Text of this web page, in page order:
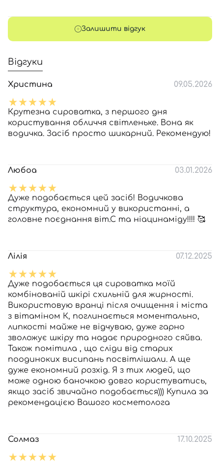
Залишити відгук
Відгуки
Христина 09.05.2026
Крутезна сироватка, з першого дня
користування обличчя світленьке. Вона як
водичка. Засіб просто шикарний. Рекомендую!
Любоа 03.01.2026
Дуже подобається цей засіб! Водичкова
структура, економний у використанні, а
головне поєднання віт.С та ніацинаміду!!!! 🥰
Лілія 07.12.2025
Дуже подобається ця сироватка моїй
комбінованій шкірі схильній для жирності.
Використовую вранці після очищення і міста
з вітаміном К, поглинається моментально,
липкості майже не відчуваю, дуже гарно
зволожує шкіру та надає природного сяйва.
Також помітила , що сліди від старих
поодиноких висипань посвітлішали. А ще
дуже економний розхід. Я з тих людей, що
може одною баночкою довго користуватись,
якщо засіб звичайно подобається))) Купила за
рекомендацією Вашого косметолога
Солмаз 17.10.2025